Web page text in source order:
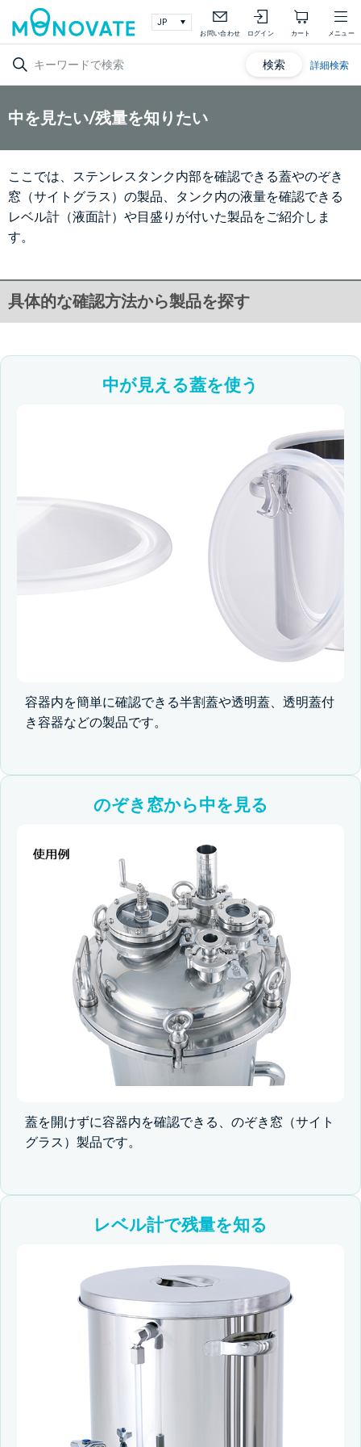
お問い合わせ ログイン カート メニュー
検索 詳細検索
中を見たい/残量を知りたい
ここでは、ステンレスタンク内部を確認できる蓋やのぞき
窓（サイトグラス）の製品、タンク内の液量を確認できる
レベル計（液面計）や目盛りが付いた製品をご紹介しま
す。
具体的な確認方法から製品を探す
中が見える蓋を使う
容器内を簡単に確認できる半割蓋や透明蓋、透明蓋付
き容器などの製品です。
のぞき窓から中を見る
蓋を開けずに容器内を確認できる、のぞき窓（サイト
グラス）製品です。
レベル計で残量を知る